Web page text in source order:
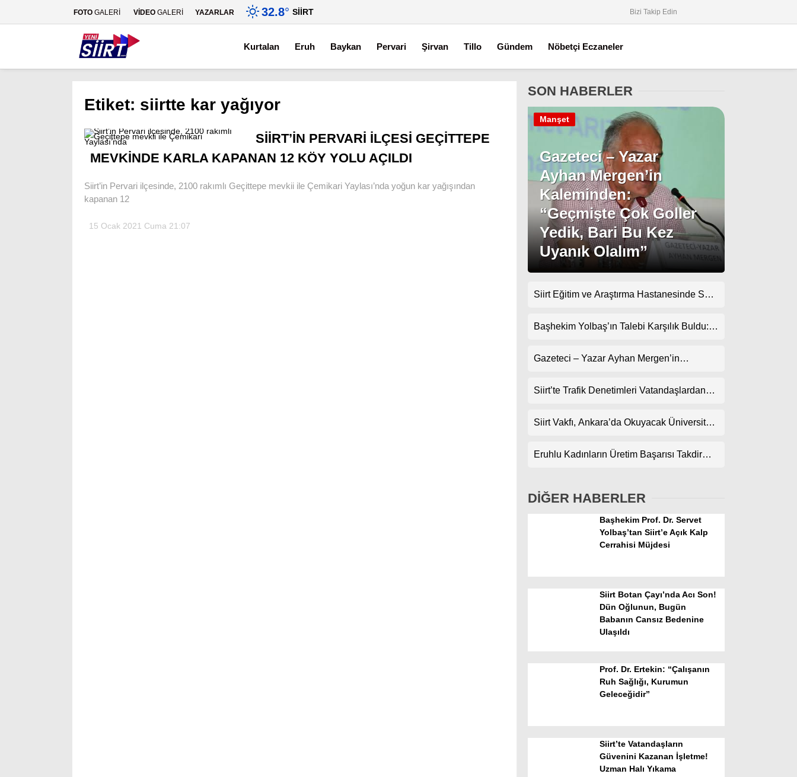
Gündem
Spor
Magazin
Instagram
FOTO GALERİ VİDEO GALERİ YAZARLAR 32.8° SIIRT Bizi Takip Edin
Kurtalan Eruh Baykan Pervari Şirvan Tillo Gündem Nöbetçi Eczaneler
Etiket: siirtte kar yağıyor
SİİRT’İN PERVARİ İLÇESİ GEÇİTTEPE
MEVKİNDE KARLA KAPANAN 12 KÖY YOLU AÇILDI
Siirt’in Pervari ilçesinde, 2100 rakımlı Geçittepe mevkii ile Çemikari Yaylası’nda yoğun kar yağışından
kapanan 12
15 Ocak 2021 Cuma 21:07
SON HABERLER
Gazeteci – Yazar
Ayhan Mergen’in
Kaleminden:
“Geçmişte Çok Goller
Yedik, Bari Bu Kez
Uyanık Olalım”
Manşet
Siirt Eğitim ve Araştırma Hastanesinde Son
Randevularda Bekleme Süresi Kısaldı
Başhekim Yolbaş’ın Talebi Karşılık Buldu:
Gazeteci – Yazar Ayhan Mergen’in
Kuralları”
Siirt’te Trafik Denetimleri Vatandaşlardan
Siirt Vakfı, Ankara’da Okuyacak Üniversite
Eruhlu Kadınların Üretim Başarısı Takdir
DİĞER HABERLER
Başhekim Prof. Dr. Servet
Yolbaş’tan Siirt’e Açık Kalp
Cerrahisi Müjdesi
Siirt Botan Çayı’nda Acı Son!
Dün Oğlunun, Bugün
Babanın Cansız Bedenine
Ulaşıldı
Prof. Dr. Ertekin: “Çalışanın
Ruh Sağlığı, Kurumun
Geleceğidir”
Siirt’te Vatandaşların
Güvenini Kazanan İşletme!
Uzman Halı Yıkama